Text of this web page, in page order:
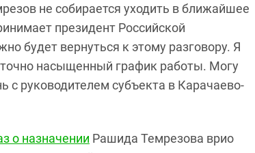
не собирается уходить в ближайшее
президент Российской
будет вернуться к этому разговору. Я
насыщенный график работы. Могу
с руководителем субъекта в Карачаево-
о назначении Рашида Темрезова врио